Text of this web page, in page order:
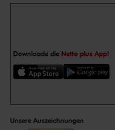
Downloade die Netto plus App!
Unsere Auszeichnungen